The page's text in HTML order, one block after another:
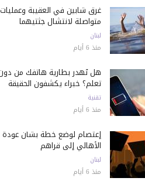
غرق شابين في العقيبة وعمليات
متواصلة لانتشال جثتيهما
لبنان
منذ 6 أيام
هل تُهدر بطارية هاتفك من
تعلم؟ خبراء يكشفون الحقيقة
تقنية
منذ 6 أيام
إعتصام لوضع خطة بشأن عودة
الأهالي إلى قراهم
لبنان
منذ 6 أيام